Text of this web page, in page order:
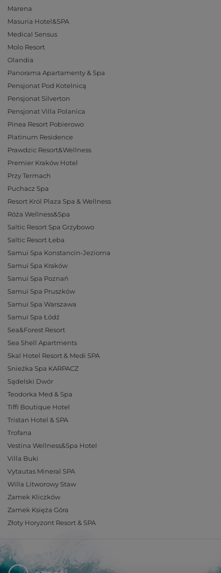
Marena
Masuria Hotel&SPA
Medical Sensus
Molo Resort
Olandia
Panorama Apartamenty & Spa
Pensjonat Pod Kotelnicą
Pensjonat Silverton
Pensjonat Villa Polanica
Pinea Resort Pobierowo
Platinum Residence
Prawdzic Resort&Wellness
Premier Kraków Hotel
Przy Termach
Puchacz Spa
Resort Król Plaza Spa & Wellness
Róża Wellness&Spa
Saltic Resort Spa Grzybowo
Saltic Resort Łeba
Samui Spa Konstancin-Jeziorna
Samui Spa Kraków
Samui Spa Poznań
Samui Spa Pruszków
Samui Spa Warszawa
Samui Spa Łódź
Sea&Forest Resort
Sea Shell Apartments
Skal Hotel Resort & Medi SPA
Snieżka Spa KARPACZ
Sądelski Dwór
Teodorka Med & Spa
Tiffi Boutique Hotel
Tristan Hotel & SPA
Trofana
Vestina Wellness&Spa Hotel
Villa Buki
Vytautas Mineral SPA
Willa Litworowy Staw
Zamek Kliczków
Zamek Księża Góra
Złoty Horyzont Resort & SPA